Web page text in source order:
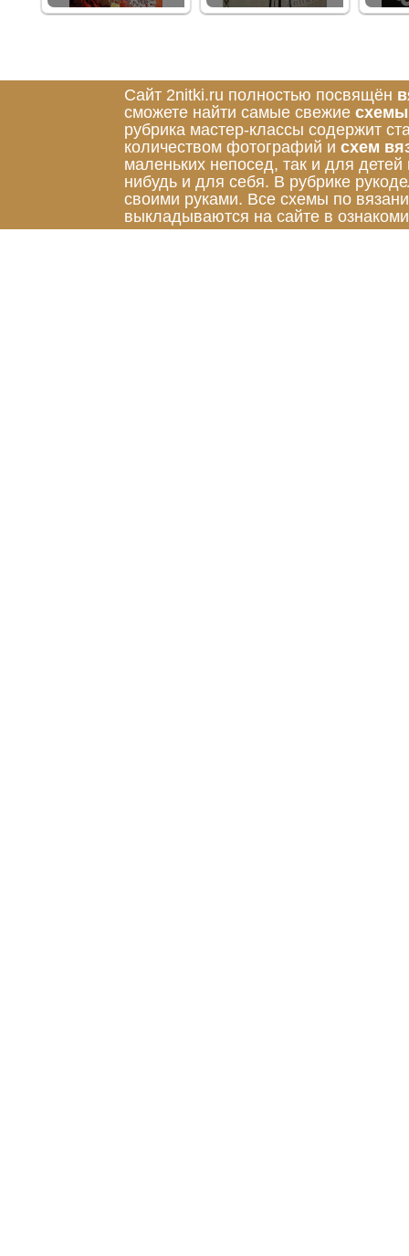
Сайт 2nitki.ru полностью посвящён
сможете найти самые свежие схемы
рубрика мастер-классы содержит
количеством фотографий и схем
маленьких непосед, так и для
нибудь и для себя. В рубрике
своими руками. Все схемы по
выкладываются на сайте в